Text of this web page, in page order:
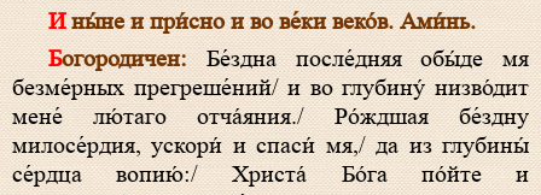
И ны́не и при́сно и во ве́ки веко́в. Ами́нь.
Богородичен: Бе́здна после́дняя обы́де мя
безме́рных прегреше́ний/ и во глубину́ низво́дит
мене́ лю́таго отча́яния./ Ро́ждшая бе́здну
милосе́рдия, ускори́ и спаси́ мя,/ да из глубины́
се́рдца вопию́:/ Христа́ Бо́га по́йте и